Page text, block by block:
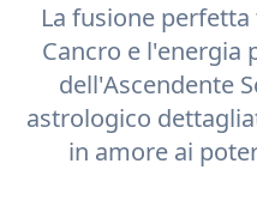
La fusione
Cancro e l'energia
dell'Ascendente
astrologico
in amore ai